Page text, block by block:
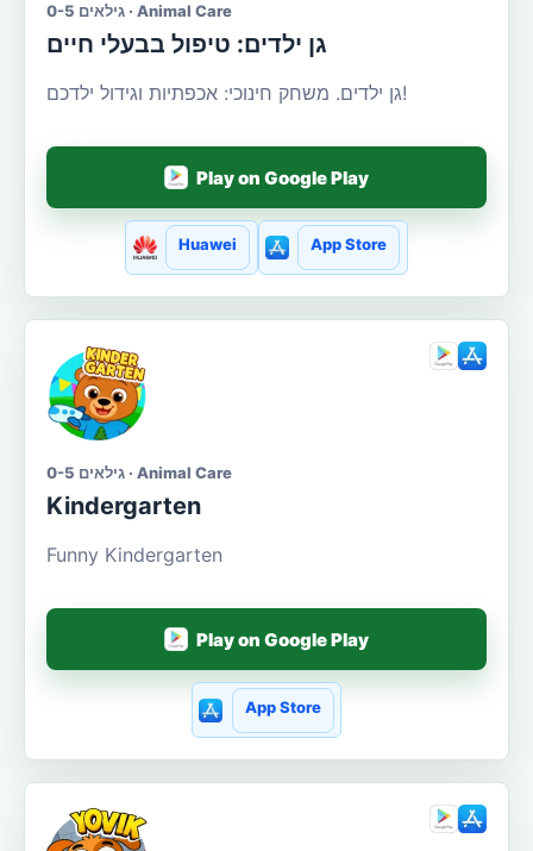
גילאים 0-5 · Animal Care
גן ילדים: טיפול בבעלי חיים
גן ילדים. משחק חינוכי: אכפתיות וגידול ילדכם!
Play on Google Play
Huawei App Store
גילאים 0-5 · Animal Care
Kindergarten
Funny Kindergarten
Play on Google Play
App Store